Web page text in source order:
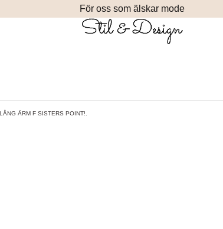
För oss som älskar mode
ÄRM F SISTERS POINT!.